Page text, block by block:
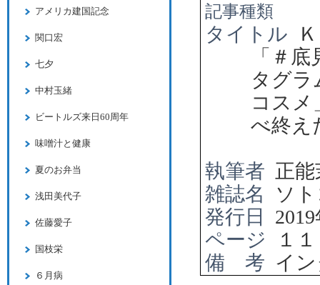
記事種類
タイトル
「＃
タグラ
コスメ
べ終え
執筆者 正能
雑誌名
ソ
発行日
2019
ページ
１
備 考 イ
アメリカ建国記念
関口宏
七夕
中村玉緒
ビートルズ来日60周年
味噌汁と健康
夏のお弁当
浅田美代子
佐藤愛子
国枝栄
６月病